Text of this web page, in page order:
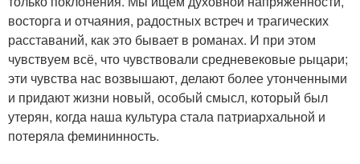
восторга и отчаяния, радостных встреч и трагических
расставаний, как это бывает в романах. И при этом
чувствуем всё, что чувствовали средневековые рыцари;
эти чувства нас возвышают, делают более утонченными
и придают жизни новый, особый смысл, который был
утерян, когда наша культура стала патриархальной и
потеряла фемининность.